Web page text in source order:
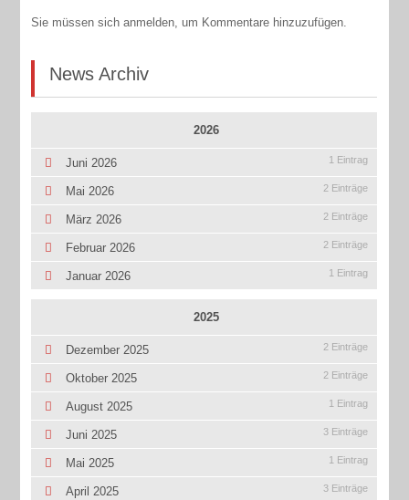
Sie müssen sich anmelden, um Kommentare hinzuzufügen.
News Archiv
2026
Juni 2026 1 Eintrag
Mai 2026 2 Einträge
März 2026 2 Einträge
Februar 2026 2 Einträge
Januar 2026 1 Eintrag
2025
Dezember 2025 2 Einträge
Oktober 2025 2 Einträge
August 2025 1 Eintrag
Juni 2025 3 Einträge
Mai 2025 1 Eintrag
April 2025 3 Einträge